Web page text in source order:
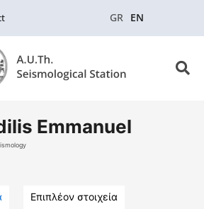
GR EN
Emmanuel
Επιπλέον στοιχεία